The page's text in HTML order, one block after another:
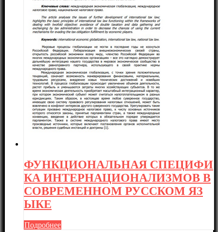
ФУНКЦИОНАЛЬНАЯ СПЕЦИФИ
КА ИНТЕРНАЦИОНАЛИЗМОВ В
СОВРЕМЕННОМ РУССКОМ ЯЗ
ЫКЕ
Подробнее